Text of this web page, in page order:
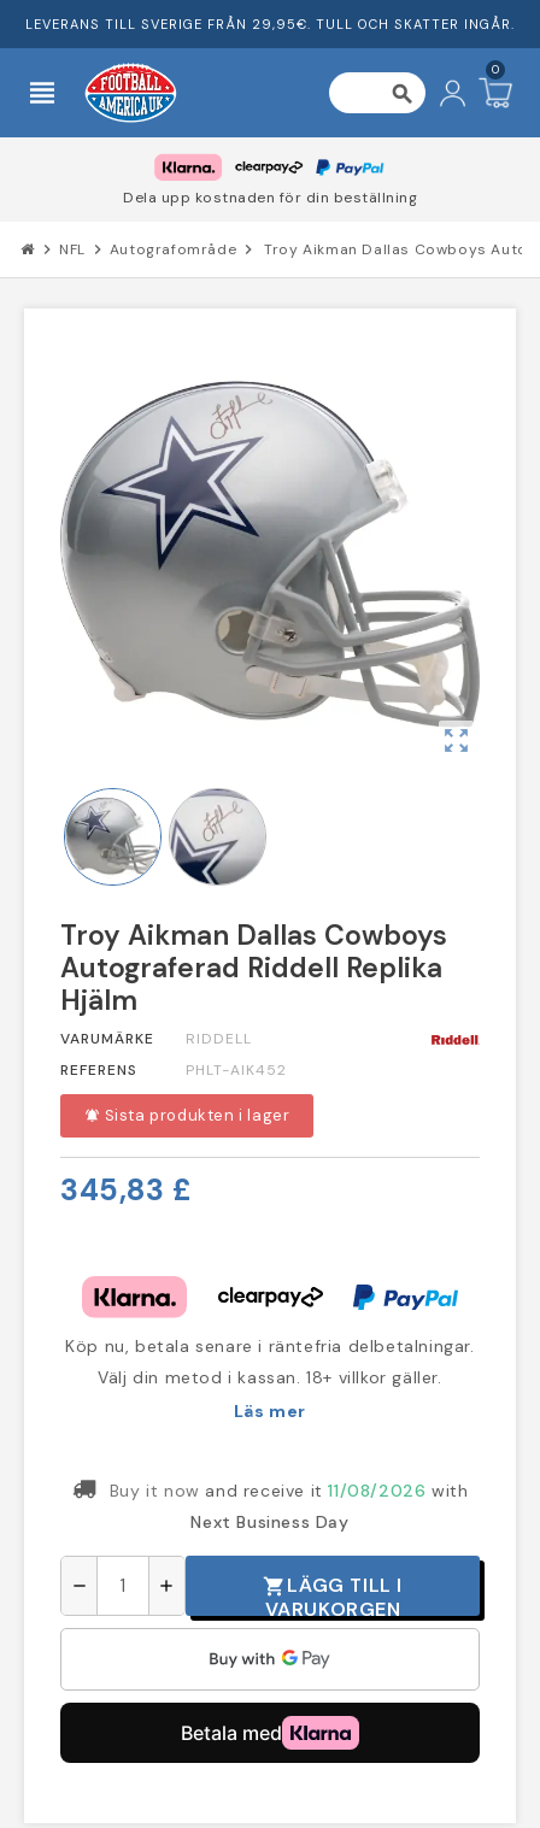
LEVERANS TILL SVERIGE FRÅN 29,95€. TULL OCH SKATTER INGÅR.
view_headline search
0
Dela upp kostnaden för din beställning
chevron_right NFL chevron_right Autografområde chevron_right Troy Aikman Dallas Cowboys
zoom_out_map
Troy Aikman Dallas Cowboys
Autograferad Riddell Replika
Hjälm
VARUMÄRKE
RIDDELL
REFERENS
PHLT-AIK452
notifications_active Sista produkten i lager
345,83 £
Köp nu, betala senare i räntefria delbetalningar.
Välj din metod i kassan. 18+ villkor gäller.
Läs mer
Buy it now and receive it11/08/2026 with
Next Business Day
remove add shopping_cart LÄGG TILL I
VARUKORGEN